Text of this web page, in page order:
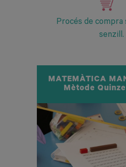
Procés de compra
senzill.
MATEMÀTICA
Mètode